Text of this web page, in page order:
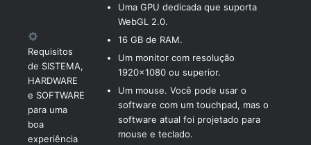
Requisitos
de SISTEMA,
HARDWARE
e SOFTWARE
para uma
boa
experiência
Uma GPU dedicada que suporta
WebGL 2.0.
16 GB de RAM.
Um monitor com resolução
1920×1080 ou superior.
Um mouse. Você pode usar o
software com um touchpad, mas o
software atual foi projetado para
mouse e teclado.